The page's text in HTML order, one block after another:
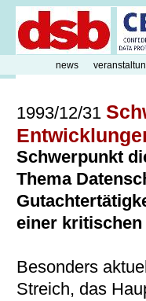
1993/12/31
Schwerpunkt
Thema
einer
Besonders
Streich, das
news